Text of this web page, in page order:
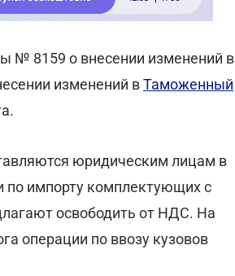
№ 8159 о внесении изменений в
изменений вТаможенный
юридическим лицам в
по импорту комплектующих с
освободить от НДС. На
операции по ввозу кузовов